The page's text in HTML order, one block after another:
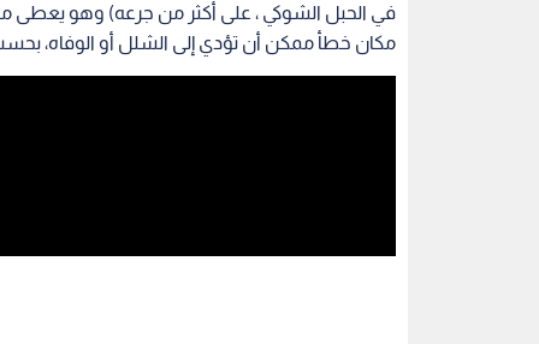
في الحبل الشوكي ، على أكثر من جرعه) وهو
مكان خطأ ممكن أن تؤدي إلى الشلل أو الوفاه،